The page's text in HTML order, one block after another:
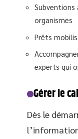
Subventions
organismes
Prêts
experts qui
Gérer le
Dès le